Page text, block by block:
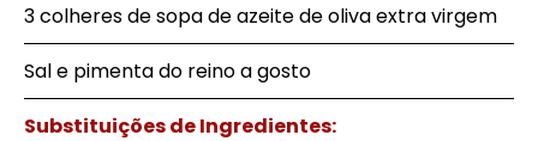
3 colheres de sopa de azeite de oliva extra virgem
Sal e pimenta do reino a gosto
Substituições de Ingredientes: